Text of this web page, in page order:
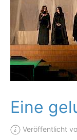
Eine
Veröffentlicht